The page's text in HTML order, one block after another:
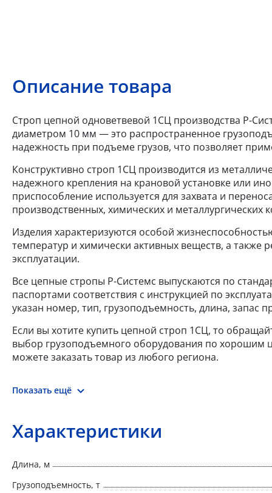
Описание товара
Строп цепной одноветвевой 1СЦ производства Р-
диаметром 10 мм — это распространенное
надежность при подъеме грузов, что позволяет
Конструктивно строп 1СЦ производится из
надежного крепления на крановой установке или
приспособление используется для захвата и
производственных, химических и металлургических
Изделия характеризуются особой
температур и химически активных веществ, а
эксплуатации.
Все цепные стропы Р-Системс выпускаются по
паспортами соответствия с инструкцией по
указан номер, тип, грузоподъемность, длина, запас
Если вы хотите купить цепной строп 1СЦ, то
выбор грузоподъемного оборудования по хорошим
можете заказать товар из любого региона.
Показать ещё
Характеристики
Длина, м
Грузоподъемность, т